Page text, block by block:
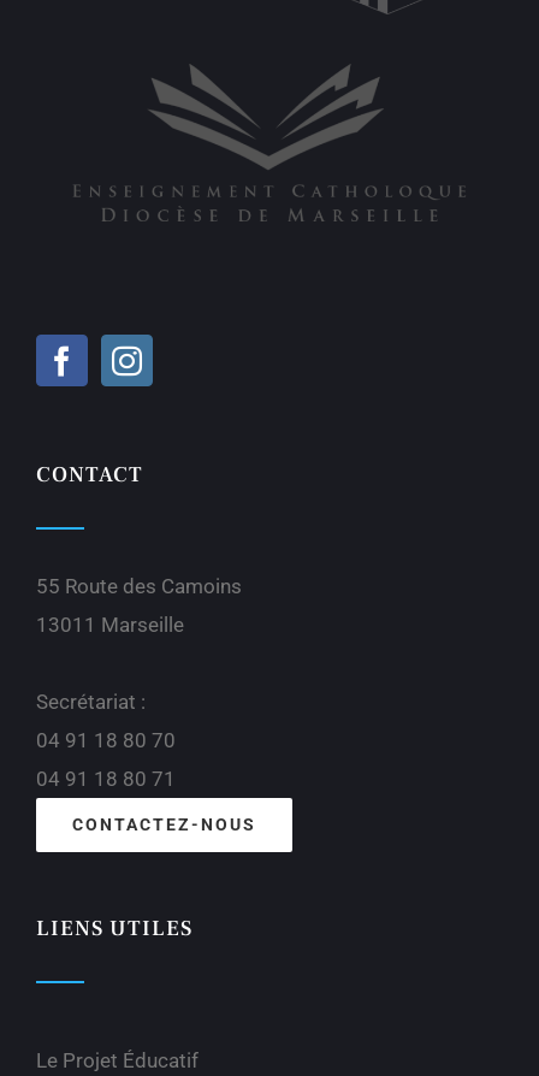
CONTACT
55 Route des Camoins
13011 Marseille
Secrétariat :
04 91 18 80 70
04 91 18 80 71
CONTACTEZ-NOUS
LIENS UTILES
Le Projet Éducatif